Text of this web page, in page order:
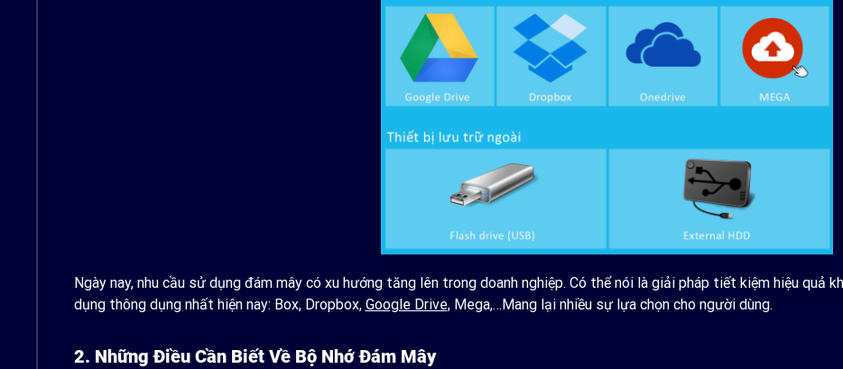
Ngày nay, nhu cầu sử dụng đám mây có xu hướng tăng lên trong doanh nghiệp. Có thể nói là giải pháp tiết kiệm hiệu quả
dụng thông dụng nhất hiện nay: Box, Dropbox, Google Drive, Mega,…Mang lại nhiều sự lựa chọn cho người dùng.
2. Những Điều Cần Biết Về Bộ Nhớ Đám Mây